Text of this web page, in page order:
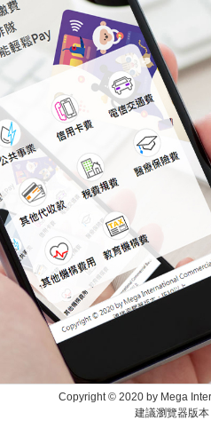
Copyright © 2020 by Mega
建議瀏覽器版